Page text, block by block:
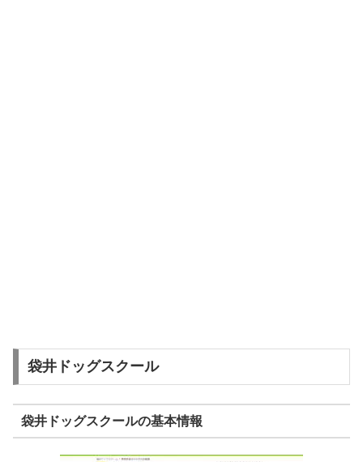
袋井ドッグスクール
袋井ドッグスクールの基本情報